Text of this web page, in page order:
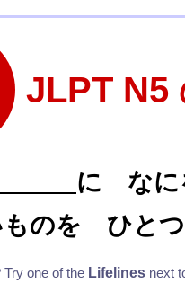
JLPT
に なに
のを ひとつ
Try one of the Lifelines next